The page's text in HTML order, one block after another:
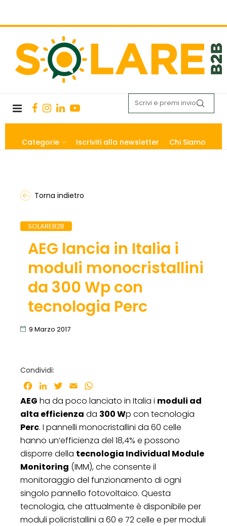
Categorie Iscriviti alla newsletter Chi Siamo
Torna indietro
SOLAREB2B
AEG lancia in Italia i
moduli monocristallini
da 300 Wp con
tecnologia Perc
9 Marzo 2017
Condividi:
Facebook
LinkedInTwitter
Email
AEG ha da poco lanciato in Italia i moduli ad
alta efficienza da 300 Wp con tecnologia
Perc. I pannelli monocristallini da 60 celle
hanno un’efficienza del 18,4% e possono
disporre della tecnologia Individual Module
Monitoring (IMM), che consente il
monitoraggio del funzionamento di ogni
singolo pannello fotovoltaico. Questa
tecnologia, che attualmente è disponibile per
moduli policristallini a 60 e 72 celle e per moduli